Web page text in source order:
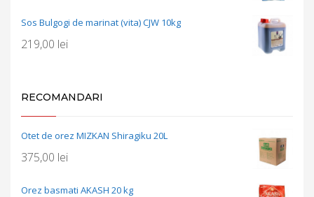
Sos Bulgogi de marinat (vita) CJW 10kg
219,00 lei
RECOMANDARI
Otet de orez MIZKAN Shiragiku 20L
375,00 lei
Orez basmati AKASH 20 kg